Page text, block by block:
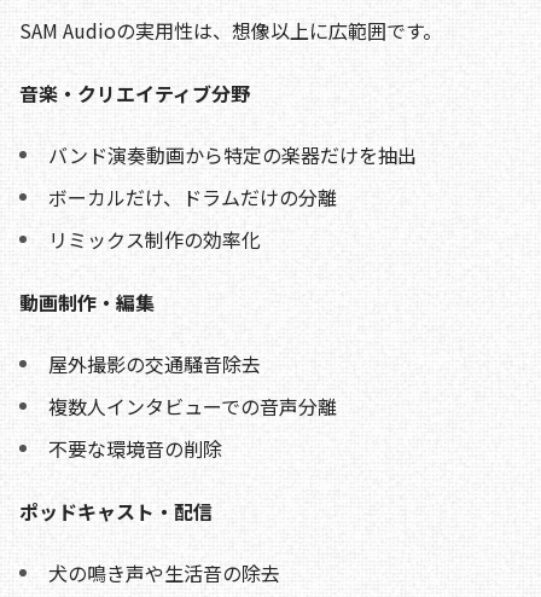
SAM Audioの実用性は、想像以上に広範囲です。
音楽・クリエイティブ分野
バンド演奏動画から特定の楽器だけを抽出
ボーカルだけ、ドラムだけの分離
リミックス制作の効率化
動画制作・編集
屋外撮影の交通騒音除去
複数人インタビューでの音声分離
不要な環境音の削除
ポッドキャスト・配信
犬の鳴き声や生活音の除去